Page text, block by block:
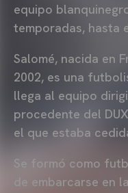
equipo
temporadas, hasta
Salomé, nacida en
2002, es una
llega al equipo
procedente del
el que estaba
Se formó como
de embarcarse en